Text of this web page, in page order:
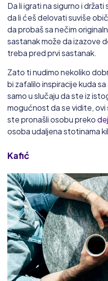
Da li igrati na sigurno i
da li ćeš delovati suviše
da probaš sa nečim
sastanak može da izazove
treba pred prvi sastanak.
Zato ti nudimo nekoliko
bi zafalilo inspiracije kuda
samo u slučaju da ste iz
mogućnost da se vidite, ovi
ste pronašli osobu preko
osoba udaljena stotinama
Kafić